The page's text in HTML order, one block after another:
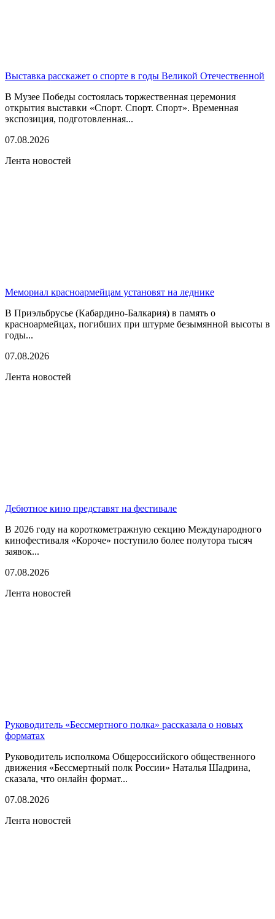
Выставка расскажет о спорте в годы Великой Отечественной
В Музее Победы состоялась торжественная церемония
открытия выставки «Спорт. Спорт. Спорт». Временная
экспозиция, подготовленная...
07.08.2026
Лента новостей
Мемориал красноармейцам установят на леднике
В Приэльбрусье (Кабардино-Балкария) в память о
красноармейцах, погибших при штурме безымянной высоты в
годы...
07.08.2026
Лента новостей
Дебютное кино представят на фестивале
В 2026 году на короткометражную секцию Международного
кинофестиваля «Короче» поступило более полутора тысяч
заявок...
07.08.2026
Лента новостей
Руководитель «Бессмертного полка» рассказала о новых
форматах
Руководитель исполкома Общероссийского общественного
движения «Бессмертный полк России» Наталья Шадрина,
сказала, что онлайн формат...
07.08.2026
Лента новостей